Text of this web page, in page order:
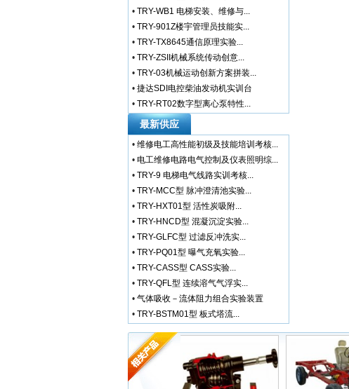
• TRY-WB1 电梯安装、维修与...
• TRY-901Z楼宇管理员技能实...
• TRY-TX8645通信原理实验...
• TRY-ZSII机械系统传动创意...
• TRY-03机械运动创新方案拼装...
• 捷达SDI电控柴油发动机实训台
• TRY-RT02数字型离心泵特性...
最新供应
• 维修电工高性能初级及技能培训考核...
• 电工维修电路电气控制及仪表照明综...
• TRY-9 电梯电气线路实训考核...
• TRY-MCC型 脉冲澄清池实验...
• TRY-HXT01型 活性炭吸附...
• TRY-HNCD型 混凝沉淀实验...
• TRY-GLFC型 过滤反冲洗实...
• TRY-PQ01型 曝气充氧实验...
• TRY-CASS型 CASS实验...
• TRY-QFL型 连续溶气气浮实...
• 气体吸收－流体阻力组合实验装置
• TRY-BSTM01型 板式塔流...